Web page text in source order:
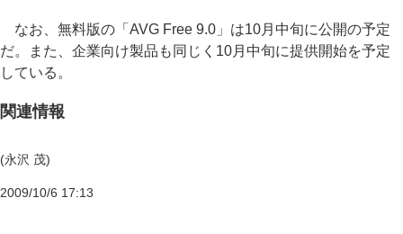
なお、無料版の「AVG Free 9.0」は10月中旬に公開の予定
だ。また、企業向け製品も同じく10月中旬に提供開始を予定
している。
関連情報
(永沢 茂)
2009/10/6 17:13